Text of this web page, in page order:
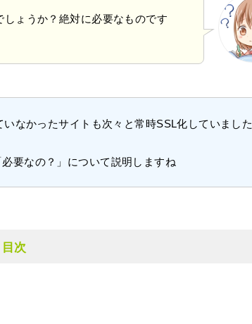
ょうか？絶対に必要なものです
なかったサイトも次々と常時SSL化していました
要なの？」について説明しますね
目次